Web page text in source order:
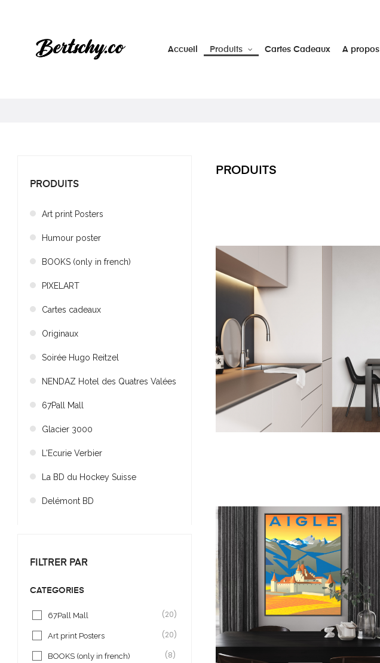
Accueil Produits Cartes Cadeaux A propos
PRODUITS
Art print Posters
Humour poster
BOOKS (only in french)
PIXELART
Cartes cadeaux
Originaux
Soirée Hugo Reitzel
NENDAZ Hotel des Quatres Valées
67Pall Mall
Glacier 3000
L'Ecurie Verbier
La BD du Hockey Suisse
Delémont BD
FILTRER PAR
CATÉGORIES
67Pall Mall (20)
Art print Posters (20)
BOOKS (only in french) (8)
PRODUITS